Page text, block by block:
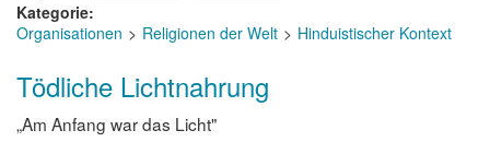
Kategorie
Organisationen
Religionen der Welt Hinduistischer Kontext
Tödliche Lichtnahrung
„Am Anfang war das Licht"